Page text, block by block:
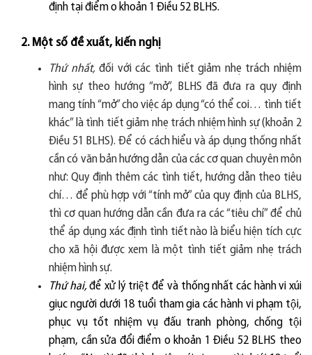
định tại điểm o khoản 1 Điều 52 BLHS.
2. Một số đề xuất, kiến nghị
Thứ nhất,đối với các tình tiết giảm nhẹ trách nhiệm
hình sự theo hướng “mở”, BLHS đã đưa ra quy định
mang tính “mở” cho việc áp dụng “có thể coi… tình tiết
khác” là tình tiết giảm nhẹ trách nhiệm hình sự (khoản 2
Điều 51 BLHS). Để có cách hiểu và áp dụng thống nhất
cần có văn bản hướng dẫn của các cơ quan chuyên môn
như: Quy định thêm các tình tiết, hướng dẫn theo tiêu
chí… để phù hợp với “tính mở” của quy định của BLHS,
thì cơ quan hướng dẫn cần đưa ra các “tiêu chí” để chủ
thể áp dụng xác định tình tiết nào là biểu hiện tích cực
cho xã hội được xem là một tình tiết giảm nhẹ trách
nhiệm hình sự.
Thứ hai,để xư ̉ lý triệtđê ̉ và thống nhất các hành vi xúi
giục người dưới 18 tuổi tham gia các hành vi phạm tội,
phục vụ tốt nhiệm vụ đấu tranh phòng, chống tội
phạm, cần sửa đổiđiểm o khoản 1Điều 52 BLHS theo